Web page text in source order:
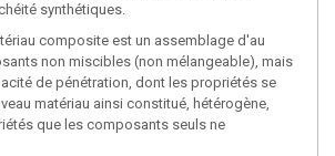
synthétiques.
composite est un assemblage d'au
non miscibles (non mélangeable), mais
de pénétration, dont les propriétés se
matériau ainsi constitué, hétérogène,
que les composants seuls ne